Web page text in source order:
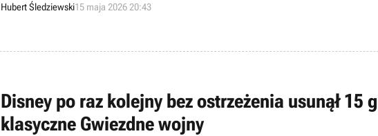
Hubert Śledziewski15 maja 2026 20:43
Disney po raz kolejny bez ostrzeżenia usunął 15
klasyczne Gwiezdne wojny